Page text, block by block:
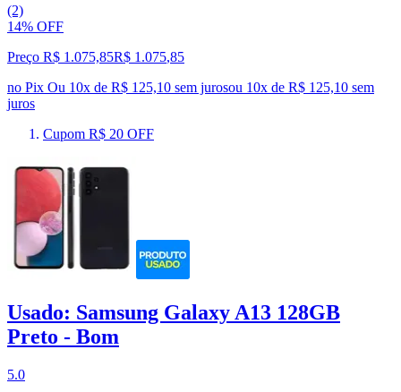
(2)
14% OFF
Preço R$ 1.075,85R$ 1.075,85
no Pix Ou 10x de R$ 125,10 sem jurosou 10x de R$ 125,10 sem
juros
Cupom R$ 20 OFF
Usado: Samsung Galaxy A13 128GB
Preto - Bom
5.0